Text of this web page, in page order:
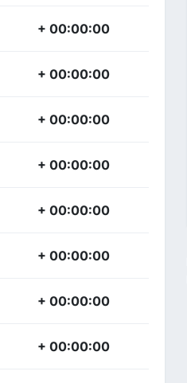
+ 00:00:00
+ 00:00:00
+ 00:00:00
+ 00:00:00
+ 00:00:00
+ 00:00:00
+ 00:00:00
+ 00:00:00